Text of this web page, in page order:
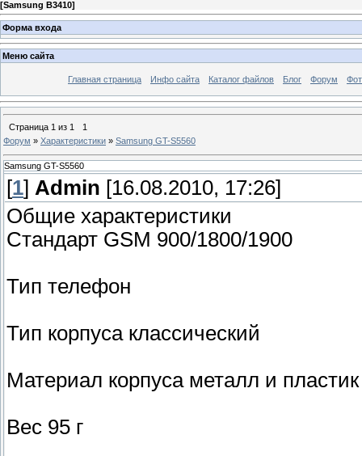
[Samsung B3410]
Форма входа
Меню сайта
Главная страница Инфо сайта Каталог файлов Блог Форум
Страница 1 из 1
1
Форум » Характеристики » Samsung GT-S5560
Samsung GT-S5560
[1] Admin [16.08.2010, 17:26]
Общие характеристики
Стандарт GSM 900/1800/1900
Тип телефон
Тип корпуса классический
Материал корпуса металл и пластик
Вес 95 г